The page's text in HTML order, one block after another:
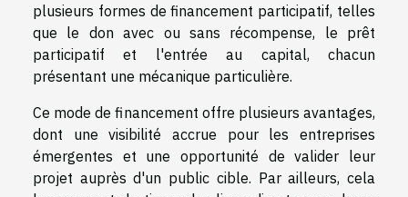
plusieurs formes de financement participatif, telles
que le don avec ou sans récompense, le prêt
participatif et l'entrée au capital, chacun
présentant une mécanique particulière.
Ce mode de financement offre plusieurs avantages,
dont une visibilité accrue pour les entreprises
émergentes et une opportunité de valider leur
projet auprès d'un public cible. Par ailleurs, cela